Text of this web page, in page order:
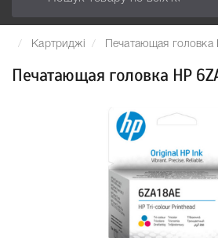
Картриджі Печатающая головка
Печатающая головка HP